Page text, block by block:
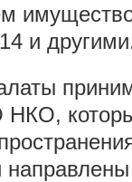
и
НКО,